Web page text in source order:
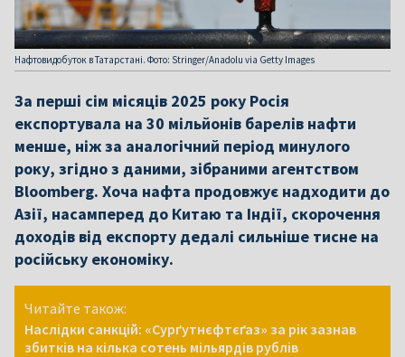
Нафтовидобуток в Татарстані. Фото: Stringer/Anadolu via Getty Images
За перші сім місяців 2025 року Росія
експортувала на 30 мільйонів барелів нафти
менше, ніж за аналогічний період минулого
року, згідно з даними, зібраними агентством
Bloomberg. Хоча нафта продовжує надходити до
Азії, насамперед до Китаю та Індії, скорочення
доходів від експорту дедалі сильніше тисне на
російську економіку.
Читайте також:
Наслідки санкцій: «Сурґутнєфтєґаз» за рік зазнав
збитків на кілька сотень мільярдів рублів